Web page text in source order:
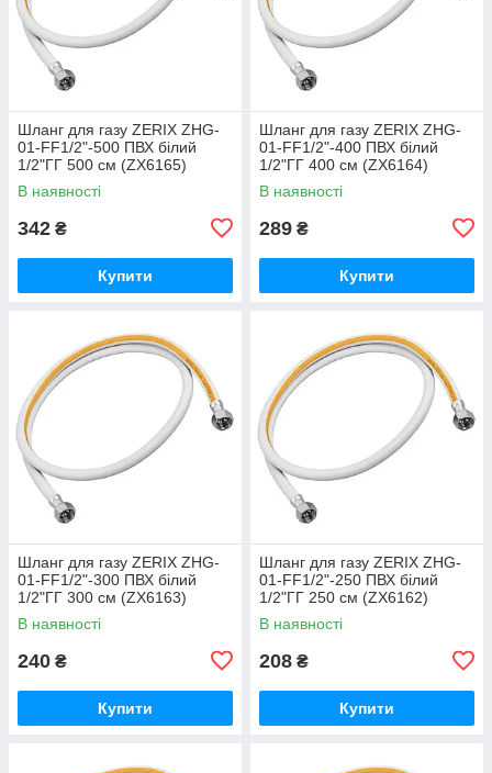
Шланг для газу ZERIX ZHG-
01-FF1/2"-500 ПВХ білий
1/2"ГГ 500 см (ZX6165)
В наявності
342 ₴
Купити
Шланг для газу ZERIX ZHG-
01-FF1/2"-400 ПВХ білий
1/2"ГГ 400 см (ZX6164)
В наявності
289 ₴
Купити
Шланг для газу ZERIX ZHG-
01-FF1/2"-300 ПВХ білий
1/2"ГГ 300 см (ZX6163)
В наявності
240 ₴
Купити
Шланг для газу ZERIX ZHG-
01-FF1/2"-250 ПВХ білий
1/2"ГГ 250 см (ZX6162)
В наявності
208 ₴
Купити